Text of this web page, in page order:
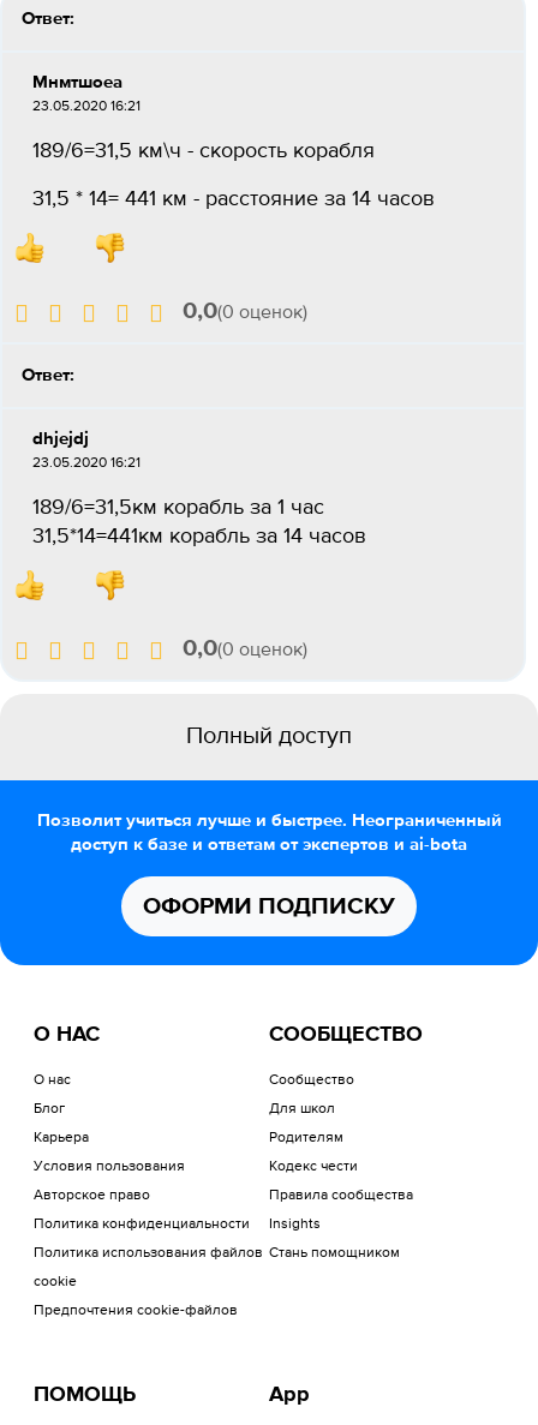
Ответ:
Мнмтшоеа
23.05.2020 16:21
189/6=31,5 км\ч - скорость корабля
31,5 * 14= 441 км - расстояние за 14 часов
0,0(0 оценок)
Ответ:
dhjejdj
23.05.2020 16:21
189/6=31,5км корабль за 1 час
31,5*14=441км корабль за 14 часов
0,0(0 оценок)
Полный доступ
Позволит учиться лучше и быстрее. Неограниченный
доступ к базе и ответам от экспертов и ai-bota
ОФОРМИ ПОДПИСКУ
О НАС
О нас
Блог
Карьера
Условия пользования
Авторское право
Политика конфиденциальности
Политика использования файлов
cookie
Предпочтения cookie-файлов
СООБЩЕСТВО
Сообщество
Для школ
Родителям
Кодекс чести
Правила сообщества
Insights
Стань помощником
ПОМОЩЬ App